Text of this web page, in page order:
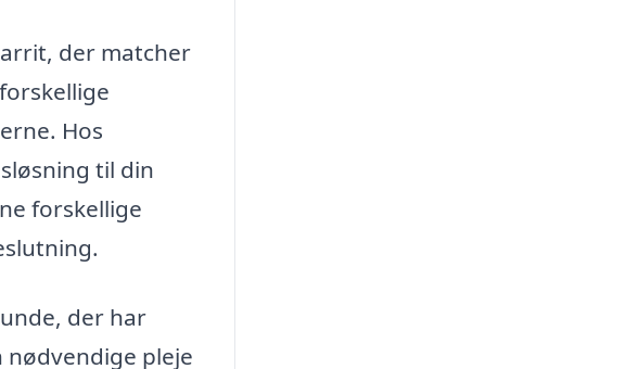
der matcher
Hos
til din
forskellige
der har
pleje